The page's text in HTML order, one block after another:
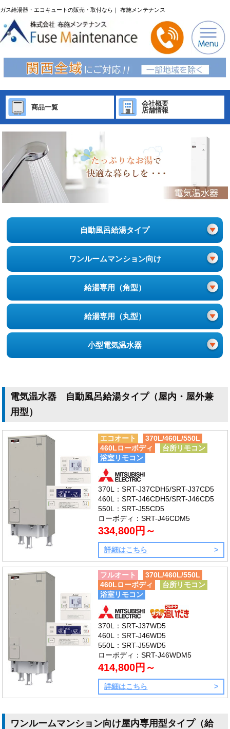
ガス給湯器・エコキュートの販売・取付なら｜ 布施メンテナンス
商品一覧
会社概要
店舗情報
自動風呂給湯タイプ
ワンルームマンション向け
給湯専用（角型）
給湯専用（丸型）
小型電気温水器
電気温水器 自動風呂給湯タイプ（屋内・屋外兼
用型）
エコオート
370L/460L/550L
460Lローボディ
台所リモコン
浴室リモコン
370L：SRT-J37CDH5/SRT-J37CD5
460L：SRT-J46CDH5/SRT-J46CD5
550L：SRT-J55CD5
ローボディ：SRT-J46CDM5
334,800円～
詳細はこちら
フルオート
370L/460L/550L
460Lローボディ
台所リモコン
浴室リモコン
370L：SRT-J37WD5
460L：SRT-J46WD5
550L：SRT-J55WD5
ローボディ：SRT-J46WDM5
414,800円～
詳細はこちら
ワンルームマンション向け屋内専用型タイプ（給